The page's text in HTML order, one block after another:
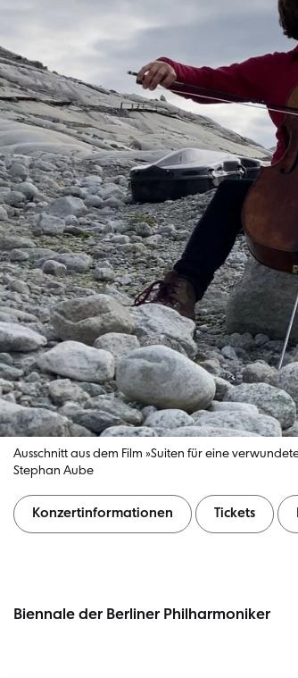
Ausschnitt aus dem Film »Suiten für eine
Stephan Aube
Konzertinformationen Tickets
Biennale der Berliner Philharmoniker